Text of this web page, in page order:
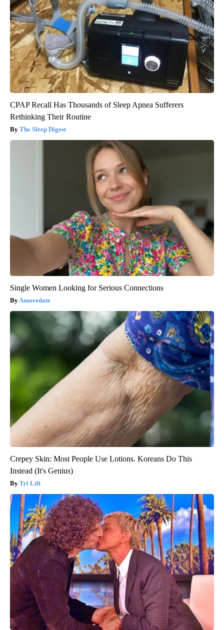
CPAP Recall Has Thousands of Sleep Apnea Sufferers
Rethinking Their Routine
The Sleep Digest
Single Women Looking for Serious Connections
Amoredate
Crepey Skin: Most People Use Lotions. Koreans Do This
Instead (It's Genius)
Tri Lift